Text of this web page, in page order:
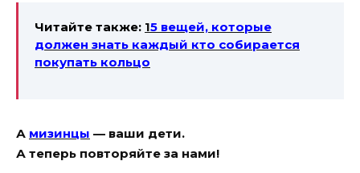
Читайте также: 15 вещей, которые
должен знать каждый кто собирается
покупать кольцо
А мизинцы — ваши дети.
А теперь повторяйте за нами!